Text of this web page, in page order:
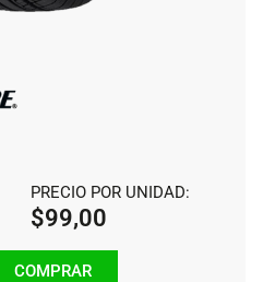
PRECIO POR UNIDAD:
$99,00
COMPRAR